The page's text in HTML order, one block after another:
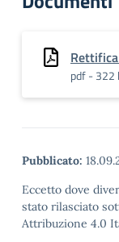
pdf - 322
Pubblicato:
Eccetto dove
stato rilasciato
Attribuzione 4.0